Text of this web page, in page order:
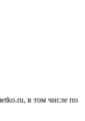
в том числе по